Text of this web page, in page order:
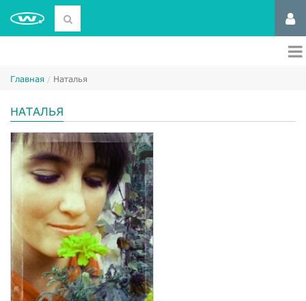
Главная Наталья
НАТАЛЬЯ